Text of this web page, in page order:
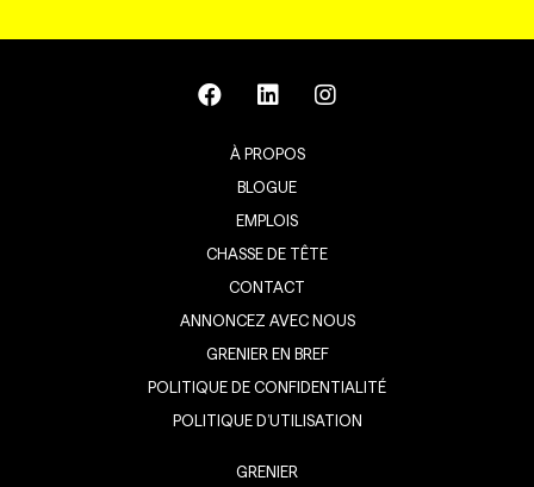
À PROPOS
BLOGUE
EMPLOIS
CHASSE DE TÊTE
CONTACT
ANNONCEZ AVEC NOUS
GRENIER EN BREF
POLITIQUE DE CONFIDENTIALITÉ
POLITIQUE D’UTILISATION
GRENIER